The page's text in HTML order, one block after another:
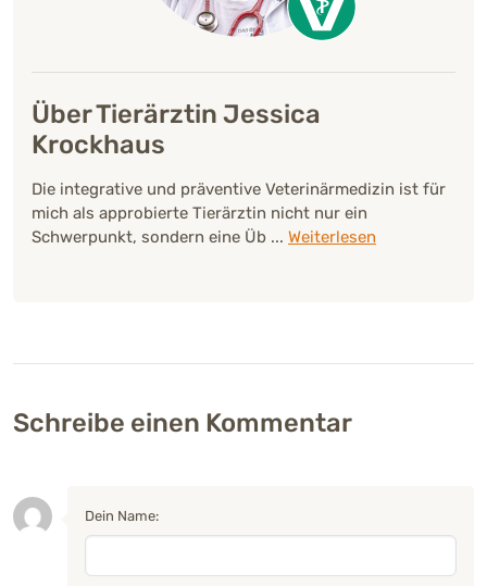
Über Tierärztin Jessica
Krockhaus
Die integrative und präventive Veterinärmedizin ist für
mich als approbierte Tierärztin nicht nur ein
Schwerpunkt, sondern eine Üb ... Weiterlesen
Schreibe einen Kommentar
Dein Name: